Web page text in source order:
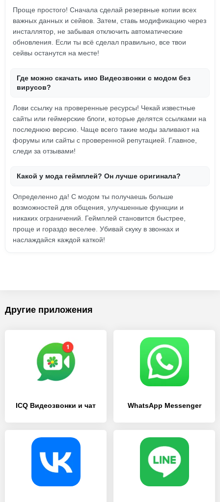
Проще простого! Сначала сделай резервные копии всех
важных данных и сейвов. Затем, ставь модификацию через
инсталлятор, не забывая отключить автоматические
обновления. Если ты всё сделал правильно, все твои
сейвы останутся на месте!
Где можно скачать имo Видеозвонки с модом без
вирусов?
Лови ссылку на проверенные ресурсы! Чекай известные
сайты или геймерские блоги, которые делятся ссылками на
последнюю версию. Чаще всего такие моды заливают на
форумы или сайты с проверенной репутацией. Главное,
следи за отзывами!
Какой у мода геймплей? Он лучше оригинала?
Определенно да! С модом ты получаешь больше
возможностей для общения, улучшенные функции и
никаких ограничений. Геймплей становится быстрее,
проще и гораздо веселее. Убивай скуку в звонках и
наслаждайся каждой каткой!
Другие приложения
ICQ Видеозвонки и чат WhatsApp Messenger